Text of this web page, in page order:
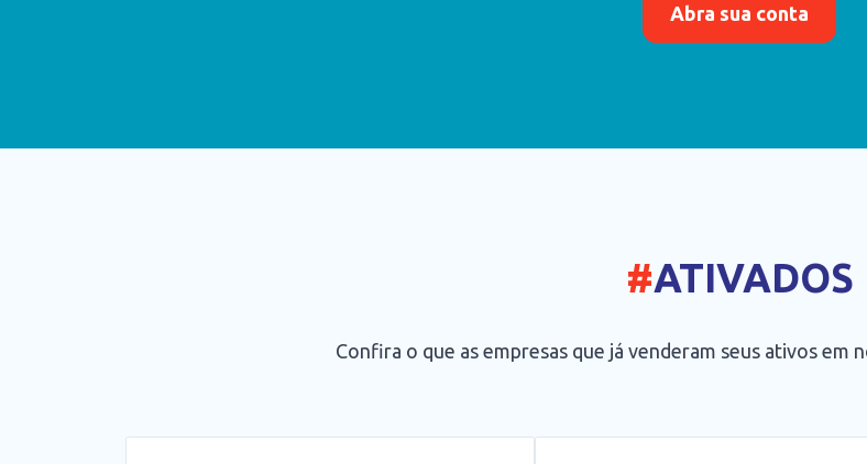
Abra sua conta
#ATIVADOS
Confira o que as empresas que já venderam seus ativos em